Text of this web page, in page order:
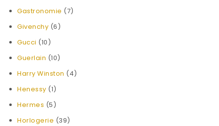
Gastronomie (7)
Givenchy (6)
Gucci (10)
Guerlain (10)
Harry Winston (4)
Henessy (1)
Hermes (5)
Horlogerie (39)